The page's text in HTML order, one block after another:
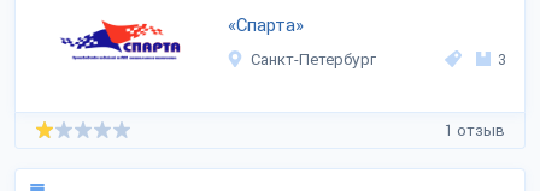
«Спарта»
Санкт-Петербург 3
1 отзыв